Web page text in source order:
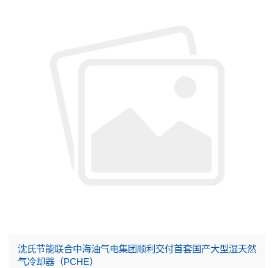
沈氏节能联合中海油气电集团顺利交付首套国产大型湿天然
气冷却器（PCHE）